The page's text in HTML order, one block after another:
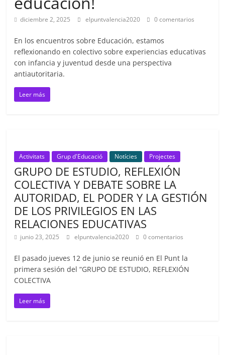
diciembre 2, 2025 elpuntvalencia2020 0 comentarios
En los encuentros sobre Educación, estamos
reflexionando en colectivo sobre experiencias educativas
con infancia y juventud desde una perspectiva
antiautoritaria.
Leer más
Activitats Grup d'Educació Notícies Projectes
GRUPO DE ESTUDIO, REFLEXIÓN
COLECTIVA Y DEBATE SOBRE LA
AUTORIDAD, EL PODER Y LA GESTIÓN
DE LOS PRIVILEGIOS EN LAS
RELACIONES EDUCATIVAS
junio 23, 2025 elpuntvalencia2020 0 comentarios
El pasado jueves 12 de junio se reunió en El Punt la
primera sesión del “GRUPO DE ESTUDIO, REFLEXIÓN
COLECTIVA
Leer más